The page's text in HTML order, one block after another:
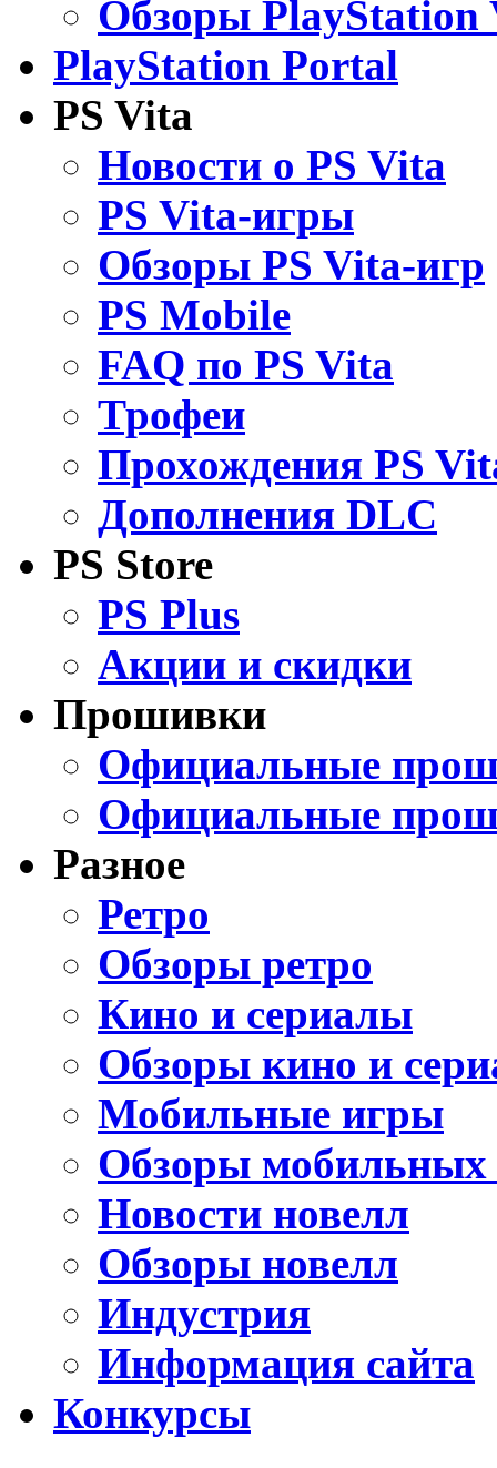
Обзоры PlayStation
PlayStation Portal
PS Vita
Новости о PS Vita
PS Vita-игры
Обзоры PS Vita-игр
PS Mobile
FAQ по PS Vita
Трофеи
Прохождения PS
Дополнения DLC
PS Store
PS Plus
Акции и скидки
Прошивки
Официальные
Официальные
Разное
Ретро
Обзоры ретро
Кино и сериалы
Обзоры кино и
Мобильные игры
Обзоры мобильных
Новости новелл
Обзоры новелл
Индустрия
Информация сайта
Конкурсы